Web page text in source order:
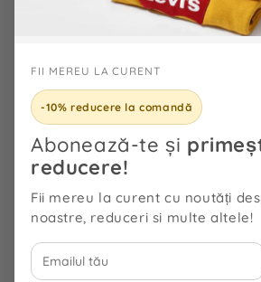
FII MEREU LA CURENT
-10% reducere la comandă
Abonează-te și
reducere!
Fii mereu la curent cu noutăți
noastre, reduceri si multe altele!
Filtre
2042produse
Nou Nou
D
S
C
O
D
I
I
E